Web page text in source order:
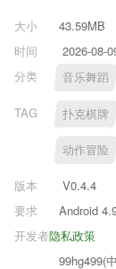
大小
43.59MB
时间
2026-08-
分类
音乐舞蹈
TAG 扑克棋牌
动作冒险
版本
V0.4.4
要求
Android
隐私政策
开发者
99hg499(